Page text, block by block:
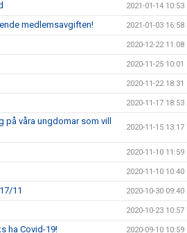
2021-01-14 10:53
medlemsavgiften! 2021-01-03 16:58
2020-12-22 11:08
2020-11-25 10:01
2020-11-22 18:31
2020-11-17 18:53
på våra ungdomar som vill
2020-11-15 13:17
2020-11-10 11:59
2020-11-10 10:40
11 2020-10-30 09:40
2020-10-23 10:57
ha Covid-19! 2020-09-10 10:59